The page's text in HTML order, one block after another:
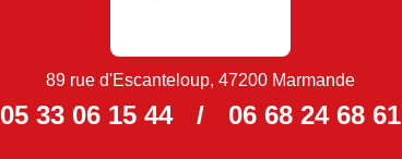
89 rue d'Escanteloup, 47200 Marmande
05 33 06 15 44 / 06 68 24 68 61